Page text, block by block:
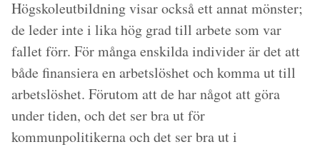
Högskoleutbildning visar också ett annat mönster;
de leder inte i lika hög grad till arbete som var
fallet förr. För många enskilda individer är det att
både finansiera en arbetslöshet och komma ut till
arbetslöshet. Förutom att de har något att göra
under tiden, och det ser bra ut för
kommunpolitikerna och det ser bra ut i